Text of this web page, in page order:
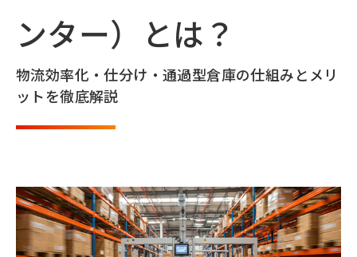
ンター）とは？
物流効率化・仕分け・通過型倉庫の仕組みとメリ
ットを徹底解説